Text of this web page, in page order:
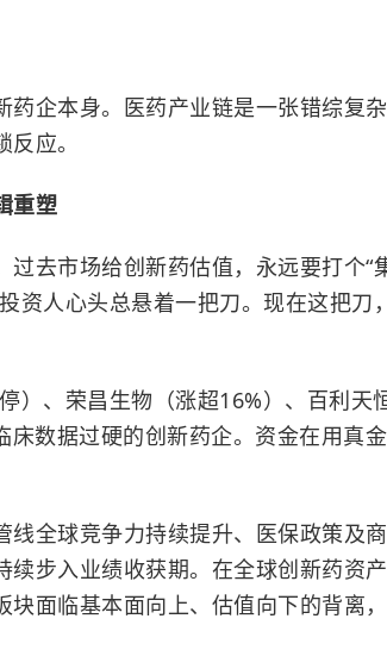
企本身。医药产业链是一张错综复
应。
重塑
去市场给创新药估值，永远要打个“
人心头总悬着一把刀。现在这把刀
）、荣昌生物（涨超16%）、百利天
床数据过硬的创新药企。资金在用真
线全球竞争力持续提升、医保政策及
步入业绩收获期。在全球创新药资
面临基本面向上、估值向下的背离